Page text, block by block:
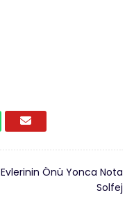
Evlerinin Önü Yonca Nota
Solfej